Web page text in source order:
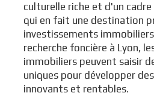
culturelle riche et d'un cadre
qui en fait une destination
investissements
recherche foncière à Lyon,
immobiliers peuvent saisir
uniques pour développer
innovants et rentables.